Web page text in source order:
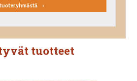
tuotteet